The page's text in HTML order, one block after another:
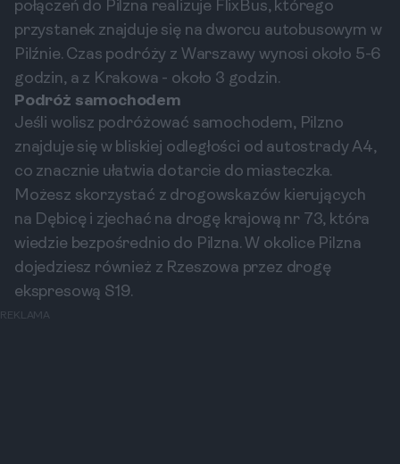
połączeń do Pilzna realizuje FlixBus, którego
przystanek znajduje się na dworcu autobusowym w
Pilźnie. Czas podróży z Warszawy wynosi około 5-6
godzin, a z Krakowa - około 3 godzin.
Podróż samochodem
Jeśli wolisz podróżować samochodem, Pilzno
znajduje się w bliskiej odległości od autostrady A4,
co znacznie ułatwia dotarcie do miasteczka.
Możesz skorzystać z drogowskazów kierujących
na Dębicę i zjechać na drogę krajową nr 73, która
wiedzie bezpośrednio do Pilzna. W okolice Pilzna
dojedziesz również z Rzeszowa przez drogę
ekspresową S19.
REKLAMA